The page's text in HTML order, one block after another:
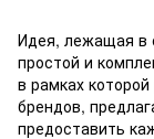
Идея, лежащая в
простой и
в рамках
брендов,
предоставить